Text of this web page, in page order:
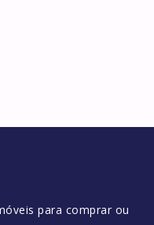
para comprar ou